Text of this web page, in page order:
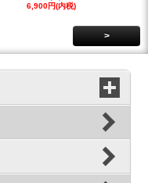
6,900円(内税)
>